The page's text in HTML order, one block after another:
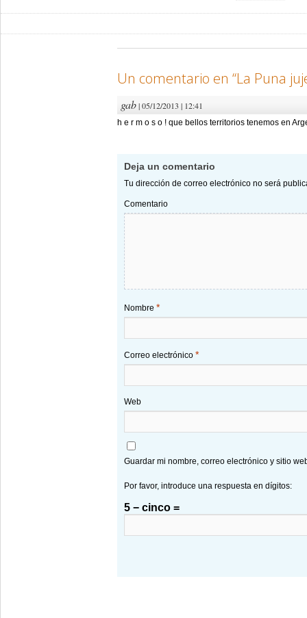
Un comentario en “La Puna
gab| 05/12/2013 | 12:41
h e r m o s o ! que bellos territorios tenemos en
Deja un comentario
Tu dirección de correo electrónico no será
Comentario
Nombre *
Correo electrónico *
Web
Guardar mi nombre, correo electrónico y sitio
Por favor, introduce una respuesta en dígitos:
5 − cinco =